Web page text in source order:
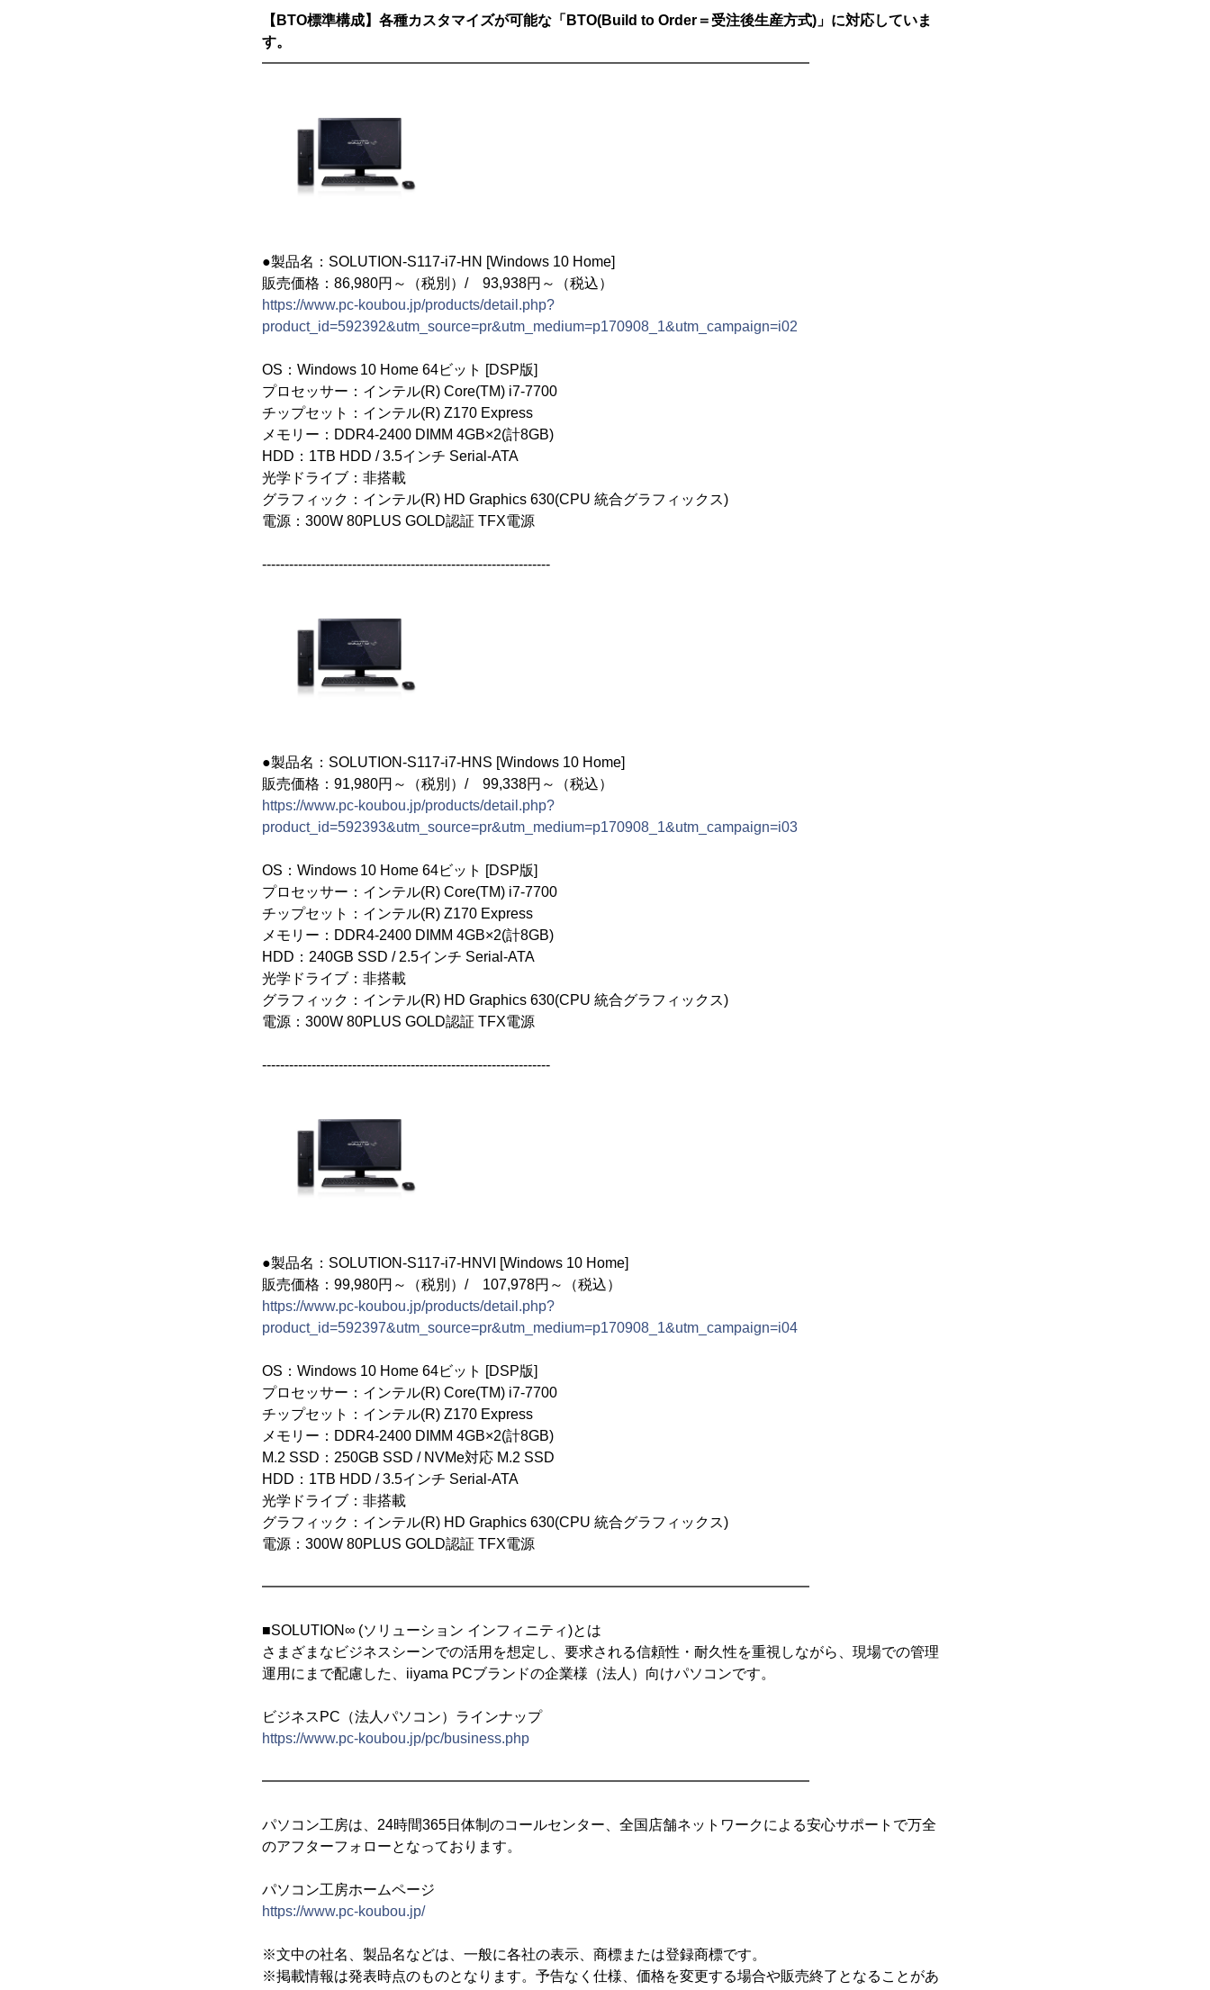
【BTO標準構成】各種カスタマイズが可能な「BTO(Build to Order＝受注後生産方式)」に対応していま
す。
━━━━━━━━━━━━━━━━━━━━━━━━━━━━━━━━━━━━━━
●製品名：SOLUTION-S117-i7-HN [Windows 10 Home]
販売価格：86,980円～（税別）/ 93,938円～（税込）
https://www.pc-koubou.jp/products/detail.php?
product_id=592392&utm_source=pr&utm_medium=p170908_1&utm_campaign=i02
OS：Windows 10 Home 64ビット [DSP版]
プロセッサー：インテル(R) Core(TM) i7-7700
チップセット：インテル(R) Z170 Express
メモリー：DDR4-2400 DIMM 4GB×2(計8GB)
HDD：1TB HDD / 3.5インチ Serial-ATA
光学ドライブ：非搭載
グラフィック：インテル(R) HD Graphics 630(CPU 統合グラフィックス)
電源：300W 80PLUS GOLD認証 TFX電源
----------------------------------------------------------------
●製品名：SOLUTION-S117-i7-HNS [Windows 10 Home]
販売価格：91,980円～（税別）/ 99,338円～（税込）
https://www.pc-koubou.jp/products/detail.php?
product_id=592393&utm_source=pr&utm_medium=p170908_1&utm_campaign=i03
OS：Windows 10 Home 64ビット [DSP版]
プロセッサー：インテル(R) Core(TM) i7-7700
チップセット：インテル(R) Z170 Express
メモリー：DDR4-2400 DIMM 4GB×2(計8GB)
HDD：240GB SSD / 2.5インチ Serial-ATA
光学ドライブ：非搭載
グラフィック：インテル(R) HD Graphics 630(CPU 統合グラフィックス)
電源：300W 80PLUS GOLD認証 TFX電源
----------------------------------------------------------------
●製品名：SOLUTION-S117-i7-HNVI [Windows 10 Home]
販売価格：99,980円～（税別）/ 107,978円～（税込）
https://www.pc-koubou.jp/products/detail.php?
product_id=592397&utm_source=pr&utm_medium=p170908_1&utm_campaign=i04
OS：Windows 10 Home 64ビット [DSP版]
プロセッサー：インテル(R) Core(TM) i7-7700
チップセット：インテル(R) Z170 Express
メモリー：DDR4-2400 DIMM 4GB×2(計8GB)
M.2 SSD：250GB SSD / NVMe対応 M.2 SSD
HDD：1TB HDD / 3.5インチ Serial-ATA
光学ドライブ：非搭載
グラフィック：インテル(R) HD Graphics 630(CPU 統合グラフィックス)
電源：300W 80PLUS GOLD認証 TFX電源
━━━━━━━━━━━━━━━━━━━━━━━━━━━━━━━━━━━━━━
■SOLUTION∞ (ソリューション インフィニティ)とは
さまざまなビジネスシーンでの活用を想定し、要求される信頼性・耐久性を重視しながら、現場での管理
運用にまで配慮した、iiyama PCブランドの企業様（法人）向けパソコンです。
ビジネスPC（法人パソコン）ラインナップ
https://www.pc-koubou.jp/pc/business.php
━━━━━━━━━━━━━━━━━━━━━━━━━━━━━━━━━━━━━━
パソコン工房は、24時間365日体制のコールセンター、全国店舗ネットワークによる安心サポートで万全
のアフターフォローとなっております。
パソコン工房ホームページ
https://www.pc-koubou.jp/
※文中の社名、製品名などは、一般に各社の表示、商標または登録商標です。
※掲載情報は発表時点のものとなります。予告なく仕様、価格を変更する場合や販売終了となることがあ